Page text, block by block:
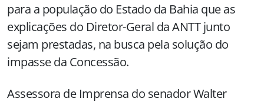
para a população do Estado da Bahia que as
explicações do Diretor-Geral da ANTT junto
sejam prestadas, na busca pela solução do
impasse da Concessão.
Assessora de Imprensa do senador Walter